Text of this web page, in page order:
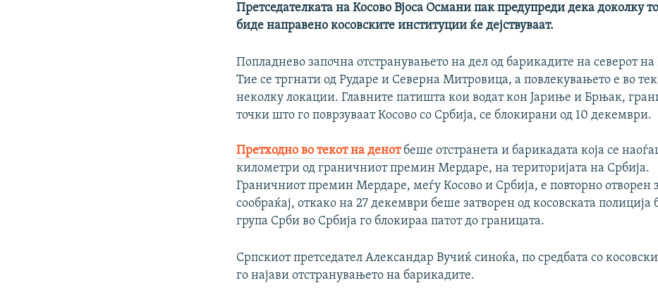
Претседателката на Косово Вјоса Османи пак предупреди дека доколку
биде направено косовските институции ќе дејствуваат.
Попладнево започна отстранувањето на дел од барикадите на северот на
Тие се тргнати од Рударе и Северна Митровица, а повлекувањето е во
неколку локации. Главните патишта кои водат кон Јариње и Брњак,
точки што го поврзуваат Косово со Србија, се блокирани од 10 декември.
Претходно во текот на денот беше отстранета и барикадата која се
километри од граничниот премин Мердаре, на територијата на Србија.
Граничниот премин Мердаре, меѓу Косово и Србија, е повторно отворен
сообраќај, откако на 27 декември беше затворен од косовската полиција
група Срби во Србија го блокираа патот до границата.
Српскиот претседател Александар Вучиќ синоќа, по средбата со
го најави отстранувањето на барикадите.